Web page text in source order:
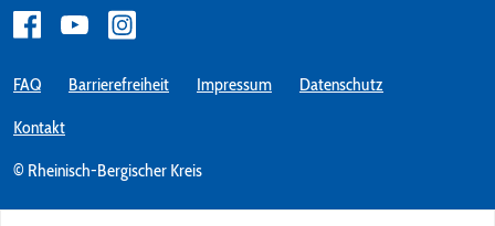
© Rheinisch-Bergischer Kreis
FAQ Barrierefreiheit Impressum Datenschutz
Kontakt